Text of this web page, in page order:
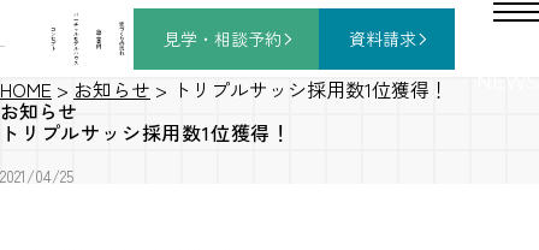
コ
ン
セ
プ
ト
バ
ー
チ
ャ
ル
モ
デ
ル
ハ
ウ
ス
施
工
事
例
家
づ
く
り
の
流
れ
見学・相談予約 資料請求
HOME > お知らせ > トリプルサッシ採用数1位獲得！
お知らせ
トリプルサッシ採用数1位獲得！
2021/04/25